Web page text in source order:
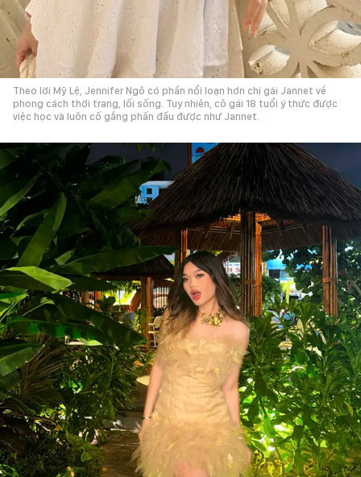
Theo lời Mỹ Lệ, Jennifer Ngô có phần nổi loạn hơn chị gái Jannet về
phong cách thời trang, lối sống. Tuy nhiên, cô gái 18 tuổi ý thức được
việc học và luôn cố gắng phấn đấu được như Jannet.